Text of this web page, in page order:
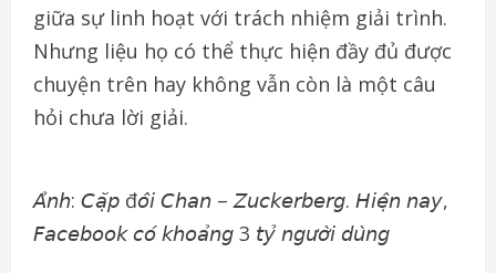
giữa sự linh hoạt với trách nhiệm giải trình.
Nhưng liệu họ có thể thực hiện đầy đủ được
chuyện trên hay không vẫn còn là một câu
hỏi chưa lời giải.
𝘈̉𝘯𝘩: 𝘊𝘢̣̆𝘱 đ𝘰̂𝘪 𝘊𝘩𝘢𝘯 – 𝘡𝘶𝘤𝘬𝘦𝘳𝘣𝘦𝘳𝘨. 𝘏𝘪𝘦̣̂𝘯 𝘯𝘢𝘺,
𝘍𝘢𝘤𝘦𝘣𝘰𝘰𝘬 𝘤𝘰́ 𝘬𝘩𝘰𝘢̉𝘯𝘨 3 𝘵𝘺̉ 𝘯𝘨𝘶̛𝘰̛̀𝘪 𝘥𝘶̀𝘯𝘨